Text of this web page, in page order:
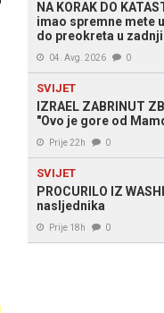
NA KORAK DO
imao spremne mete
do preokreta u zadnji
04. Avg. 2026 0
SVIJET
IZRAEL ZABRINUT
"Ovo je gore od
Prije 22h 0
SVIJET
PROCURILO IZ
nasljednika
Prije 18h 0